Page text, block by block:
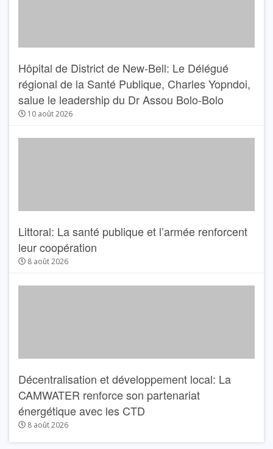
Hôpital de District de New-Bell: Le Délégué
régional de la Santé Publique, Charles Yopndoi,
salue le leadership du Dr Assou Bolo-Bolo
10 août 2026
Littoral: La santé publique et l’armée renforcent
leur coopération
8 août 2026
Décentralisation et développement local: La
CAMWATER renforce son partenariat
énergétique avec les CTD
8 août 2026